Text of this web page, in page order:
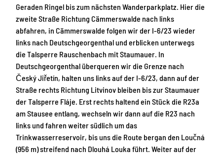
Geraden Ringel bis zum nächsten Wanderparkplatz. Hier die
zweite Straße Richtung Cämmerswalde nach links
abfahren, in Cämmerswalde folgen wir der I-6/23 wieder
links nach Deutschgeorgenthal und erblicken unterwegs
die Talsperre Rauschenbach mit Staumauer. In
Deutschgeorgenthal überqueren wir die Grenze nach
Český Jiřetín, halten uns links auf der I-6/23, dann auf der
Straße rechts Richtung Litvinov bleiben bis zur Staumauer
der Talsperre Fláje. Erst rechts haltend ein Stück die R23a
am Stausee entlang, wechseln wir dann auf die R23 nach
links und fahren weiter südlich um das
Trinkwasserreservoir, bis uns die Route bergan den Loučná
(956 m) streifend nach Dlouhá Louka führt. Weiter auf der